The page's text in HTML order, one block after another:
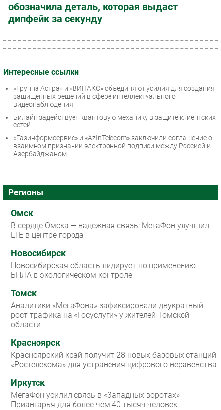
обозначила деталь, которая выдаст
дипфейк за секунду
Интересные ссылки
«Группа Астра» и «ВИПАКС» объединяют усилия для создания
защищенных решений в сфере интеллектуального
видеонаблюдения
Билайн задействует квантовую механику в защите клиентских
сетей
«Газинформсервис» и «AzInTelecom» заключили соглашение о
взаимном признании электронной подписи между Россией и
Азербайджаном
Регионы
Омск
В сердце Омска — надёжная связь: МегаФон улучшил
LTE в центре города
Новосибирск
Новосибирская область лидирует по применению
БПЛА в экологическом контроле
Томск
Аналитики «МегаФона» зафиксировали двукратный
рост трафика на «Госуслуги» у жителей Томской
области
Красноярск
Красноярский край получит 28 новых базовых станций
«Ростелекома» для устранения цифрового неравенства
Иркутск
МегаФон усилил связь в «Западных воротах»
Приангарья для более чем 40 тысяч человек